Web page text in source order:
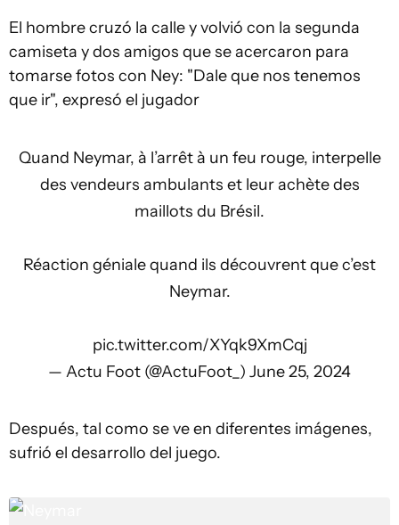
El hombre cruzó la calle y volvió con la segunda
camiseta y dos amigos que se acercaron para
tomarse fotos con Ney: "Dale que nos tenemos
que ir", expresó el jugador
Quand Neymar, à l’arrêt à un feu rouge, interpelle
des vendeurs ambulants et leur achète des
maillots du Brésil.
Réaction géniale quand ils découvrent que c’est
Neymar.
pic.twitter.com/XYqk9XmCqj
— Actu Foot (@ActuFoot_) June 25, 2024
Después, tal como se ve en diferentes imágenes,
sufrió el desarrollo del juego.